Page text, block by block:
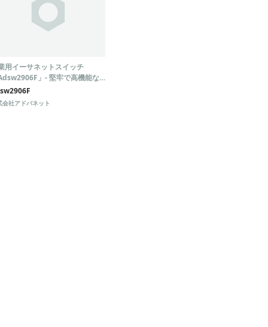
用イーサネットスイッチ
」- 堅牢で高機能な
トワークソリューション
会社アドバネット